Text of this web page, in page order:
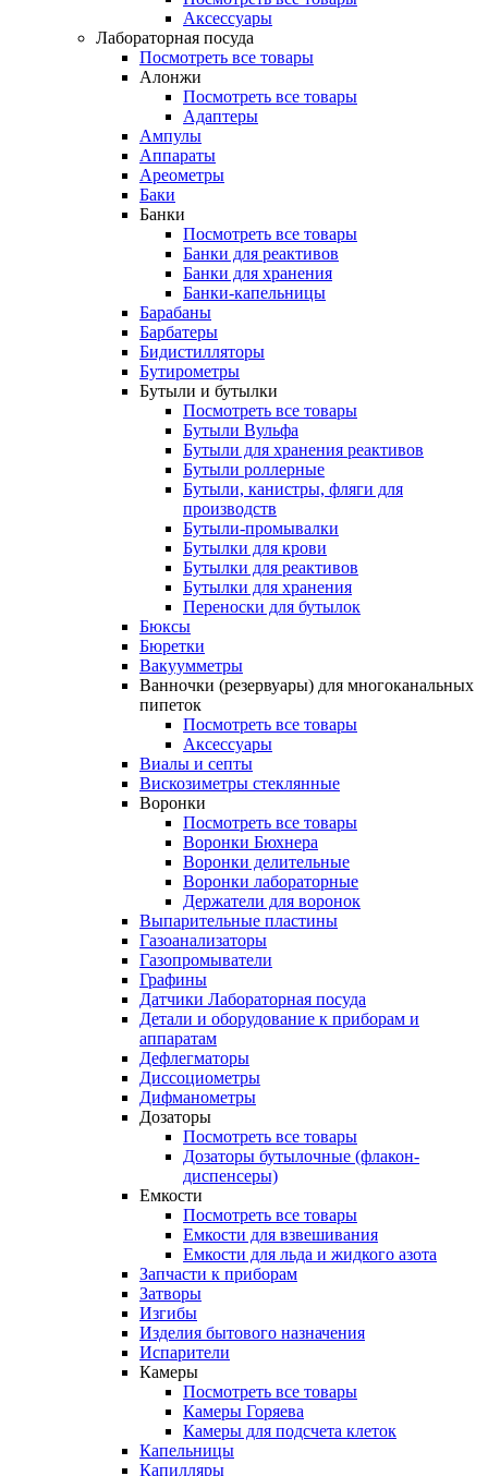
Аксессуары
Лабораторная посуда
Посмотреть все товары
Алонжи
Посмотреть все товары
Адаптеры
Ампулы
Аппараты
Ареометры
Баки
Банки
Посмотреть все товары
Банки для реактивов
Банки для хранения
Банки-капельницы
Барабаны
Барбатеры
Бидистилляторы
Бутирометры
Бутыли и бутылки
Посмотреть все товары
Бутыли Вульфа
Бутыли для хранения реактивов
Бутыли роллерные
Бутыли, канистры, фляги для
производств
Бутыли-промывалки
Бутылки для крови
Бутылки для реактивов
Бутылки для хранения
Переноски для бутылок
Бюксы
Бюретки
Вакуумметры
Ванночки (резервуары) для многоканальных
пипеток
Посмотреть все товары
Аксессуары
Виалы и септы
Вискозиметры стеклянные
Воронки
Посмотреть все товары
Воронки Бюхнера
Воронки делительные
Воронки лабораторные
Держатели для воронок
Выпарительные пластины
Газоанализаторы
Газопромыватели
Графины
Датчики Лабораторная посуда
Детали и оборудование к приборам и
аппаратам
Дефлегматоры
Диссоциометры
Дифманометры
Дозаторы
Посмотреть все товары
Дозаторы бутылочные (флакон-
диспенсеры)
Емкости
Посмотреть все товары
Емкости для взвешивания
Емкости для льда и жидкого азота
Запчасти к приборам
Затворы
Изгибы
Изделия бытового назначения
Испарители
Камеры
Посмотреть все товары
Камеры Горяева
Камеры для подсчета клеток
Капельницы
Капилляры